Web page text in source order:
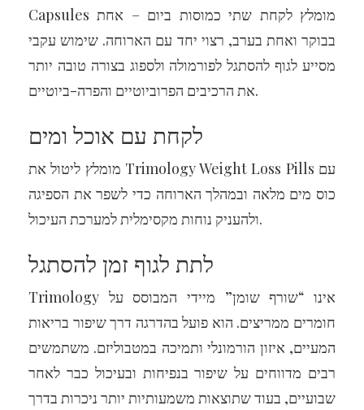
Capsules מומלץ לקחת שתי כמוסות ביום – אחת
בבוקר ואחת בערב, רצוי יחד עם הארוחה. שימוש עקבי
מסייע לגוף להסתגל לפורמולה ולספוג בצורה טובה יותר
את הרכיבים הפרוביוטיים והפרה-ביוטיים.
לקחת עם אוכל ומים
מומלץ ליטול את Trimology Weight Loss Pills עם
כוס מים מלאה ובמהלך הארוחה כדי לשפר את הספיגה
ולהעניק נוחות מקסימלית למערכת העיכול.
לתת לגוף זמן להסתגל
Trimology אינו “שורף שומן” מיידי המבוסס על
חומרים ממריצים. הוא פועל בהדרגה דרך שיפור בריאות
המעיים, איזון הורמונלי ותמיכה במטבוליזם. משתמשים
רבים מדווחים על שיפור בנפיחות ובעיכול כבר לאחר
שבועיים, בעוד שתוצאות משמעותיות יותר ניכרות בדרך